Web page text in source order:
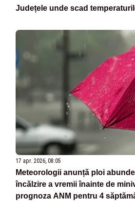
Județele unde scad
17 apr. 2026, 08:05
Meteorologii anunță ploi
încălzire a vremii înainte de
prognoza ANM pentru 4